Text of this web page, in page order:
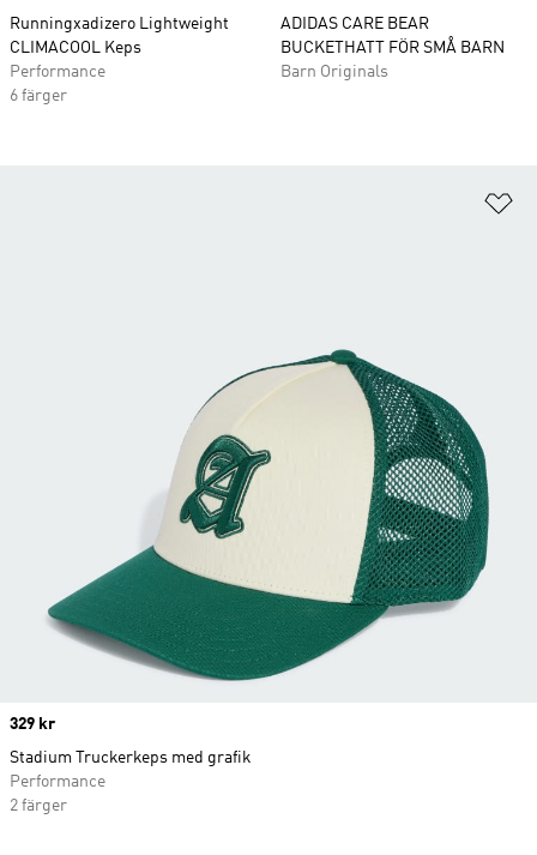
Runningxadizero Lightweight
CLIMACOOL Keps
Performance
6 färger
ADIDAS CARE BEAR
BUCKETHATT FÖR SMÅ BARN
Barn Originals
Price
329 kr
Stadium Truckerkeps med grafik
Performance
2 färger